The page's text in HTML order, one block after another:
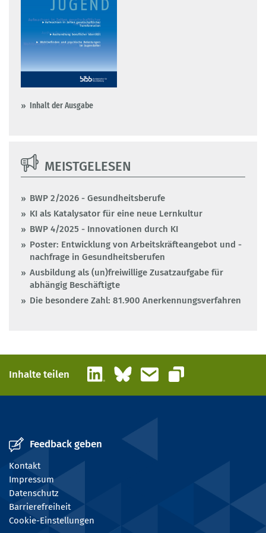
Inhalt der Ausgabe
MEISTGELESEN
BWP 2/2026 - Gesundheitsberufe
KI als Katalysator für eine neue Lernkultur
BWP 4/2025 - Innovationen durch KI
Poster: Entwicklung von Arbeitskräfteangebot und -
nachfrage in Gesundheitsberufen
Ausbildung als (un)freiwillige Zusatzaufgabe für
abhängig Beschäftigte
Die besondere Zahl: 81.900 Anerkennungsverfahren
Inhalte teilen LinkedInBlueskyE-Mail
Link kopieren
Feedback geben
Kontakt
Impressum
Datenschutz
Barrierefreiheit
Cookie-Einstellungen